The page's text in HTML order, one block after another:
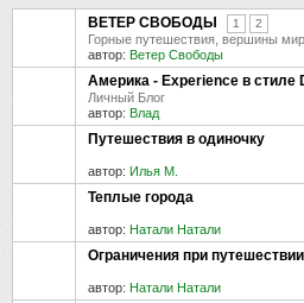
ВЕТЕР СВОБОДЫ 1 2
Горные путешествия, вершины
автор: Ветер Свободы
Америка - Experience в стиле
Личный Блог
автор: Влад
Путешествия в одиночку
автор: Илья М.
Теплые города
автор: Натали Натали
Ограничения при путешествии
автор: Натали Натали